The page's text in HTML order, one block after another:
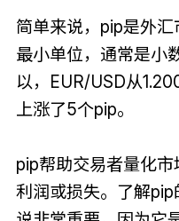
简单来说，pip是外
最小单位，通常是小
以，EUR/USD从
上涨了5个pip。
pip帮助交易者量化
利润或损失。了解